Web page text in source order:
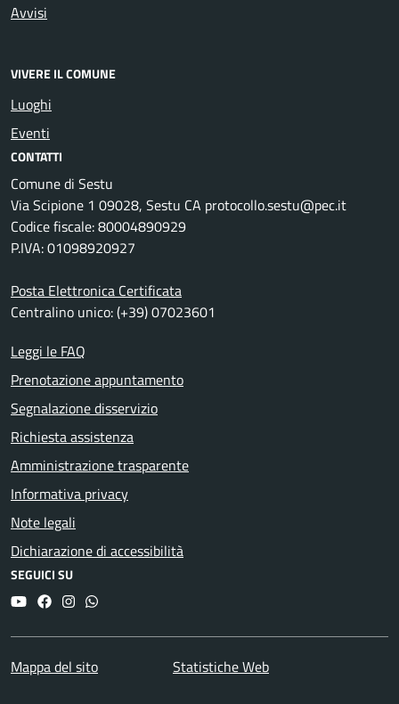
Avvisi
VIVERE IL COMUNE
Luoghi
Eventi
CONTATTI
Comune di Sestu
Via Scipione 1 09028, Sestu CA protocollo.sestu@pec.it
Codice fiscale: 80004890929
P.IVA: 01098920927
Posta Elettronica Certificata
Centralino unico: (+39) 07023601
Leggi le FAQ
Prenotazione appuntamento
Segnalazione disservizio
Richiesta assistenza
Amministrazione trasparente
Informativa privacy
Note legali
Dichiarazione di accessibilità
SEGUICI SU
YouTubeFacebookInstagram
Whatsapp
Mappa del sito Statistiche Web